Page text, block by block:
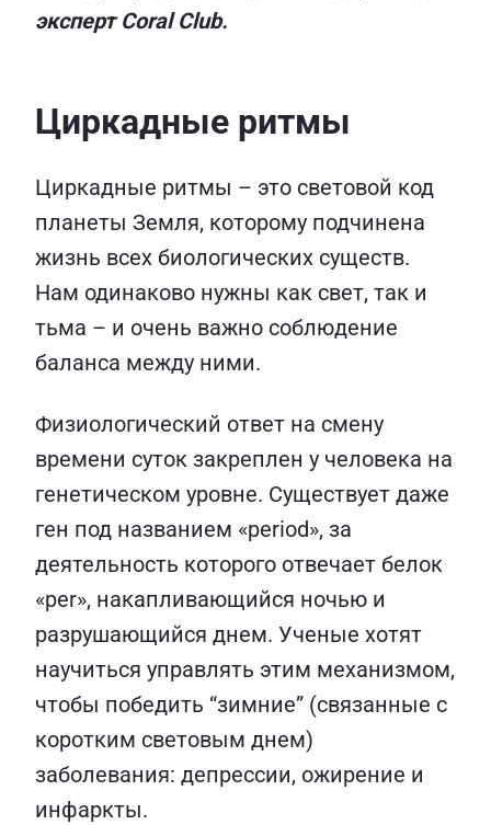
эксперт Coral Club.
Циркадные ритмы
Циркадные ритмы – это световой код
планеты Земля, которому подчинена
жизнь всех биологических существ.
Нам одинаково нужны как свет, так и
тьма – и очень важно соблюдение
баланса между ними.
Физиологический ответ на смену
времени суток закреплен у человека на
генетическом уровне. Существует даже
ген под названием «period», за
деятельность которого отвечает белок
«per», накапливающийся ночью и
разрушающийся днем. Ученые хотят
научиться управлять этим механизмом,
чтобы победить “зимние” (связанные с
коротким световым днем)
заболевания: депрессии, ожирение и
инфаркты.